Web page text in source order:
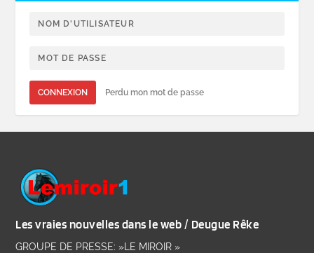
CONNEXION Perdu mon mot de passe
Les vraies nouvelles dans le web / Deugue Rêke
GROUPE DE PRESSE: »LE MIROIR »